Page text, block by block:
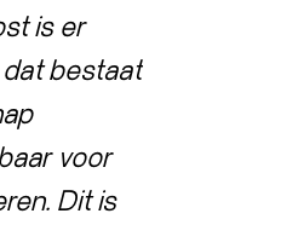
is er
bestaat
voor
Dit is